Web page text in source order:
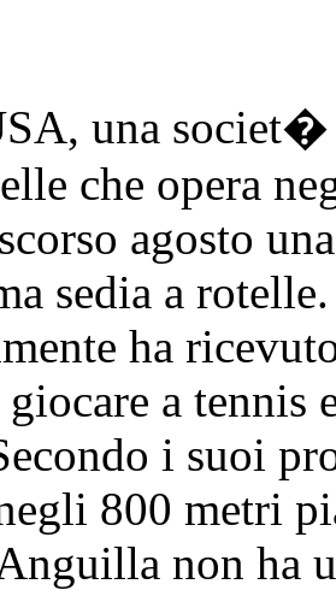
una societ�
che opera
agosto
sedia a
ha
a tennis
i suoi
800 metri
non ha